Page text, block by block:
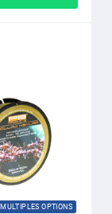
MULTIPLES OPTIONS